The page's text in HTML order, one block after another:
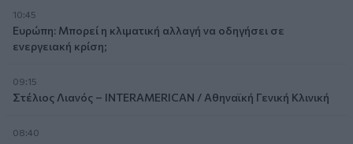
10:45
Ευρώπη: Μπορεί η κλιματική αλλαγή να οδηγήσει σε
ενεργειακή κρίση;
09:15
Στέλιος Λιανός – INTERAMERICAN / Αθηναϊκή Γενική Κλινική
08:40